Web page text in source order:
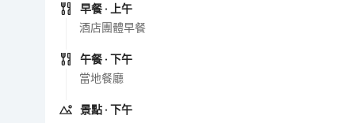
早餐 · 上午
酒店團體早餐
午餐 · 下午
當地餐廳
景點 · 下午